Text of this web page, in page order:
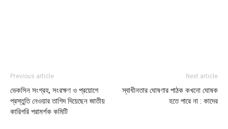
Previous article
ভেকসিন সংগ্রহ, সংরক্ষণ ও প্রয়োগে
প্রস্তুতি নেওয়ার তাগিদ দিয়েছেন জাতীয়
কারিগরি পরামর্শক কমিটি
Next article
স্বাধীনতার ঘোষণার পাঠক কখনো ঘোষক
হতে পারে না : কাদের